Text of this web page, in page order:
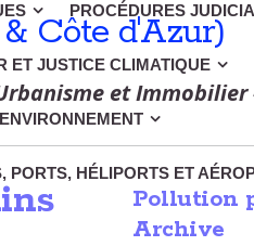
PROCÉDURES
ET JUSTICE CLIMATIQUE
PORTS, HÉLIPORTS ET
Côte d'Azur)
et Immobilier
Pollution
Archive